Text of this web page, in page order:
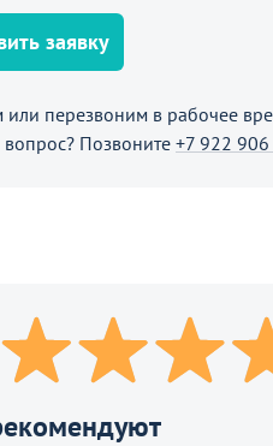
заявку
перезвоним в рабочее
Позвоните +7 922